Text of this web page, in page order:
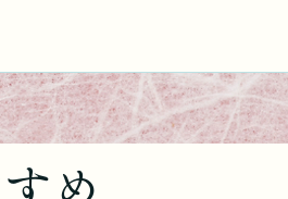
め